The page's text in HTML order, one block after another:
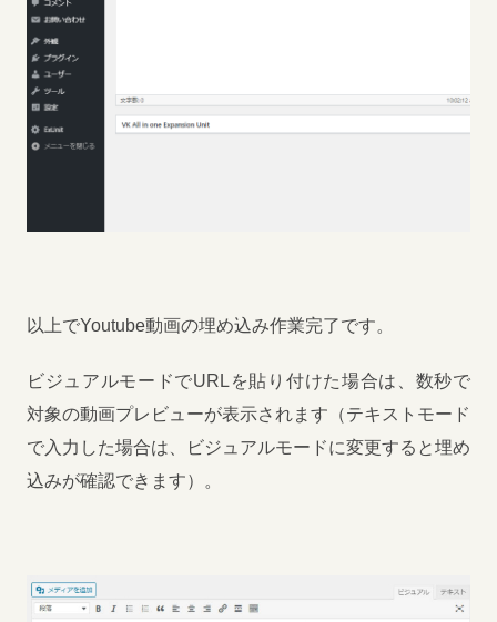
以上でYoutube動画の埋め込み作業完了です。
ビジュアルモードでURLを貼り付けた場合は、数秒で
対象の動画プレビューが表示されます（テキストモード
で入力した場合は、ビジュアルモードに変更すると埋め
込みが確認できます）。